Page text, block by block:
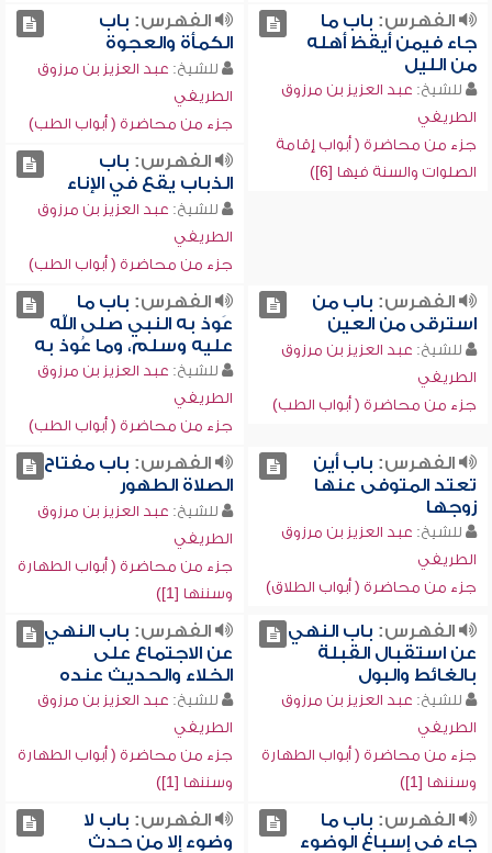
الفهرس: باب ما
جاء فيمن أيقظ أهله
من الليل
للشيخ: عبد العزيز بن مرزوق
الطريفي
جزء من محاضرة ( أبواب إقامة
الصلوات والسنة فيها [6])
الفهرس: باب
الكمأة والعجوة
للشيخ: عبد العزيز بن مرزوق
الطريفي
جزء من محاضرة ( أبواب الطب)
الفهرس: باب
الذباب يقع في الإناء
للشيخ: عبد العزيز بن مرزوق
الطريفي
جزء من محاضرة ( أبواب الطب)
الفهرس: باب من
استرقى من العين
للشيخ: عبد العزيز بن مرزوق
الطريفي
جزء من محاضرة ( أبواب الطب)
الفهرس: باب ما
عَوذ به النبي صلى الله
عليه وسلم، وما عُوذ به
للشيخ: عبد العزيز بن مرزوق
الطريفي
جزء من محاضرة ( أبواب الطب)
الفهرس: باب أين
تعتد المتوفى عنها
زوجها
للشيخ: عبد العزيز بن مرزوق
الطريفي
جزء من محاضرة ( أبواب الطلاق)
الفهرس: باب مفتاح
الصلاة الطهور
للشيخ: عبد العزيز بن مرزوق
الطريفي
جزء من محاضرة ( أبواب الطهارة
وسننها [1])
الفهرس: باب النهي
عن استقبال القبلة
بالغائط والبول
للشيخ: عبد العزيز بن مرزوق
الطريفي
جزء من محاضرة ( أبواب الطهارة
وسننها [1])
الفهرس: باب النهي
عن الاجتماع على
الخلاء والحديث عنده
للشيخ: عبد العزيز بن مرزوق
الطريفي
جزء من محاضرة ( أبواب الطهارة
وسننها [1])
الفهرس: باب ما
جاء في إسباغ الوضوء
الفهرس: باب لا
وضوء إلا من حدث